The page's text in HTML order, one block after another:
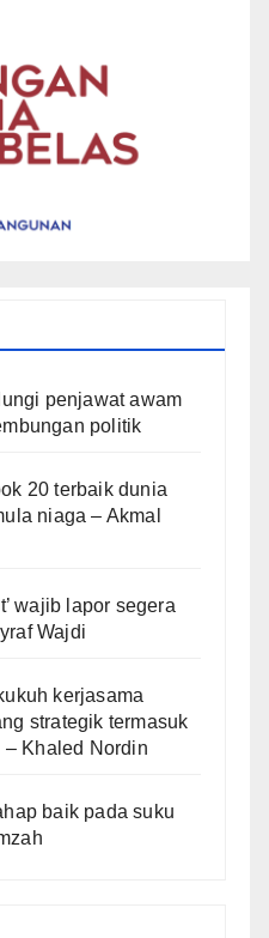
penjawat awam
politik
20 terbaik dunia
niaga – Akmal
wajib lapor segera
Wajdi
kerjasama
strategik termasuk
Khaled Nordin
baik pada suku